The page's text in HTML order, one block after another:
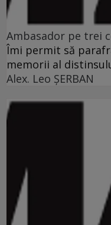
Ambasador pe trei
Îmi permit să
memorii al
Alex. Leo ŞERBAN